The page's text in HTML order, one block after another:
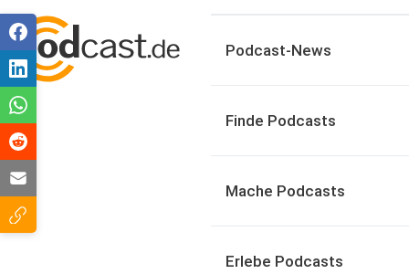
Podcast-News
Finde Podcasts
Mache Podcasts
Erlebe Podcasts